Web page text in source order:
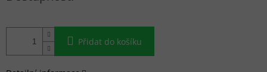
Přidat do košíku